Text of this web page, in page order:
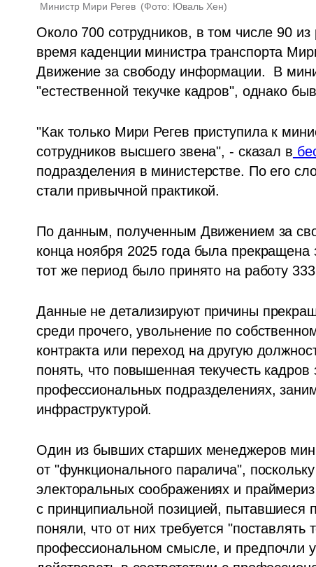
Министр Мири Регев (Фото: Юваль Хен)
Около 700 сотрудников, в том числе 90
время каденции министра транспорта
Движение за свободу информации.  В
"естественной текучке кадров", однако
"Как только Мири Регев приступила к
сотрудников высшего звена", - сказал в
подразделения в министерстве. По его
стали привычной практикой.
По данным, полученным Движением за
конца ноября 2025 года была прекращена
тот же период было принято на работу
Данные не детализируют причины
среди прочего, увольнение по
контракта или переход на другую
понять, что повышенная текучесть
профессиональных подразделениях,
инфраструктурой.
Один из бывших старших менеджеров
от "функционального паралича",
электоральных соображениях и
с принципиальной позицией, пытавшиеся
поняли, что от них требуется "поставлять
профессиональном смысле, и предпочли